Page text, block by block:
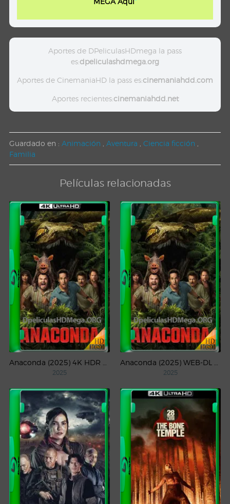
Aportes de DPeliculasHDmega la pass
es:dpeliculashdmega.org
Aportes de CinemaniaHD la pass es:cinemaniahdd.com
Aportes recientes:cinemaniahdd.net
Guardado en : Animación Aventura Ciencia ficción
Familia
Películas relacionadas
2025 2025